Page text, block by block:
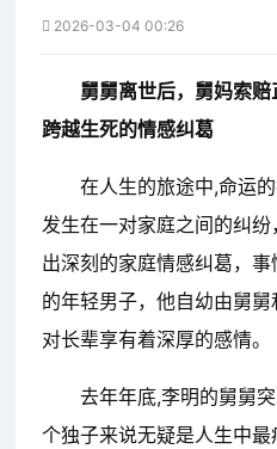
2026-03-04 00:26
舅舅离世后，舅妈索
跨越生死的情感纠葛
在人生的旅途中,命运
发生在一对家庭之间的纠
出深刻的家庭情感纠葛，
的年轻男子，他自幼由舅
对长辈享有着深厚的感情。
去年年底,李明的舅舅
个独子来说无疑是人生中